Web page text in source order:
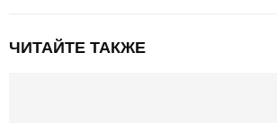
ЧИТАЙТЕ ТАКЖЕ